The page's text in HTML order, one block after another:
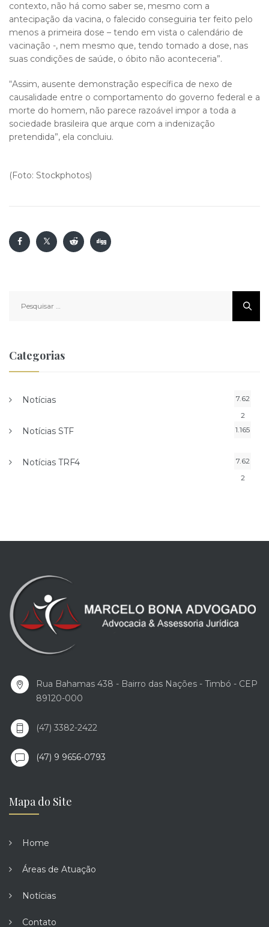
contexto, não há como saber se, mesmo com a
antecipação da vacina, o falecido conseguiria ter feito pelo
menos a primeira dose – tendo em vista o calendário de
vacinação -, nem mesmo que, tendo tomado a dose, nas
suas condições de saúde, o óbito não aconteceria”.
“Assim, ausente demonstração específica de nexo de
causalidade entre o comportamento do governo federal e a
morte do homem, não parece razoável impor a toda a
sociedade brasileira que arque com a indenização
pretendida”, ela concluiu.
(Foto: Stockphotos)
por:
Categorias
Notícias
7.62
2
Notícias STF 1.165
Notícias TRF4
7.62
2
Rua Bahamas 438 - Bairro das Nações - Timbó - CEP
89120-000
(47) 3382-2422
(47) 9 9656-0793
Mapa do Site
Home
Áreas de Atuação
Notícias
Contato